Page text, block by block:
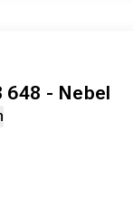
- Nebel